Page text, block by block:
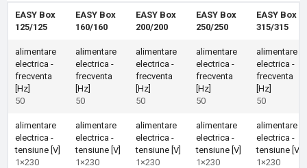
EASY Box
125/125
EASY Box
160/160
EASY Box
200/200
EASY Box
250/250
EASY Box
315/315
alimentare
electrica -
frecventa
[Hz]
50
alimentare
electrica -
frecventa
[Hz]
50
alimentare
electrica -
frecventa
[Hz]
50
alimentare
electrica -
frecventa
[Hz]
50
alimentare
electrica -
frecventa
[Hz]
50
alimentare
electrica -
tensiune [V]
1×230
alimentare
electrica -
tensiune [V]
1×230
alimentare
electrica -
tensiune [V]
1×230
alimentare
electrica -
tensiune [V]
1×230
alimentare
electrica -
tensiune [V]
1×230